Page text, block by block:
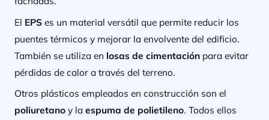
El EPS es un material versátil que permite reducir los
puentes térmicos y mejorar la envolvente del edificio.
También se utiliza en losas de cimentaciónpara evitar
pérdidas de calor a través del terreno.
Otros plásticos empleados en construcción son el
poliuretano y la espuma de polietileno. Todos ellos